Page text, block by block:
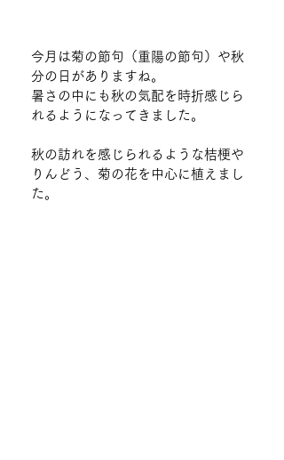
今月は菊の節句（重陽の節句）や秋
分の日がありますね。
暑さの中にも秋の気配を時折感じら
れるようになってきました。
秋の訪れを感じられるような桔梗や
りんどう、菊の花を中心に植えまし
た。